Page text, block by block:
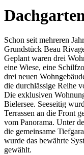
Schon seit mehreren
Grundstück Beau
Geplant waren drei
eine Wiese, eine
drei neuen
die durchlässige Reihe
Die exklusiven
Bielersee. Seeseitig
Terrassen an die Front
vom Panorama. Unter
die gemeinsame
wurde das bewährte
gewählt.